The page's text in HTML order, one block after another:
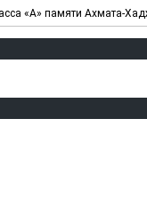
«А» памяти Ахмата-